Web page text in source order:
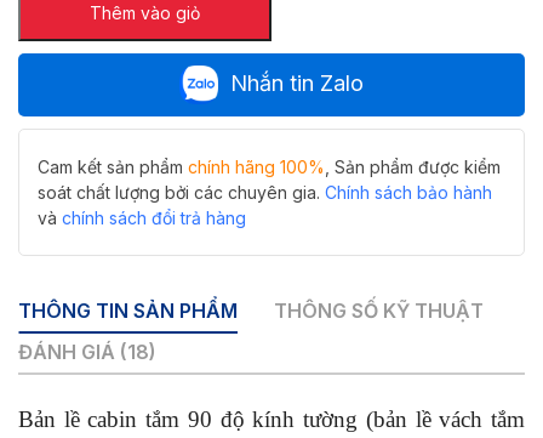
90
độ
kính
tường
inox
Hiwin
HG-
004
Thêm vào giỏ
Nhắn tin Zalo
Cam kết sản phẩm chính hãng 100% , Sản phẩm được kiểm
soát chất lượng bởi các chuyên gia. Chính sách bảo hành
và chính sách đổi trả hàng
THÔNG TIN SẢN PHẨM
THÔNG SỐ KỸ THUẬT
ĐÁNH GIÁ (18)
Bản lề cabin tắm 90 độ kính tường (bản lề vách tắm